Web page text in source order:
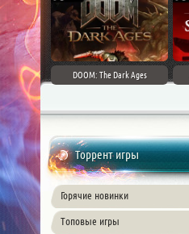
DOOM: The Dark Ages
Торрент игры
Горячие новинки
Топовые игры